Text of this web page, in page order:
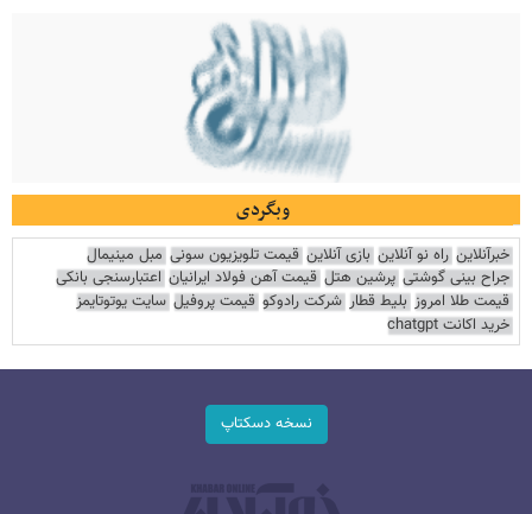
وبگردی
خبرآنلاین راه نو آنلاین بازی آنلاین قیمت تلویزیون سونی مبل مینیمال
جراح بینی گوشتی پرشین هتل قیمت آهن فولاد ایرانیان اعتبارسنجی بانکی
قیمت طلا امروز بلیط قطار شرکت رادوکو قیمت پروفیل سایت یوتوتایمز
خرید اکانت chatgpt
نسخه دسکتاپ